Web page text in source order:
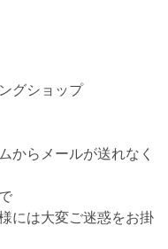
グショップ
からメールが送れなく
には大変ご迷惑をお掛